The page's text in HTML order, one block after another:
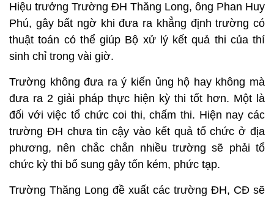
Hiệu trưởng Trường ĐH Thăng Long, ông Phan Huy
Phú, gây bất ngờ khi đưa ra khẳng định trường có
thuật toán có thể giúp Bộ xử lý kết quả thi của thí
sinh chỉ trong vài giờ.
Trường không đưa ra ý kiến ủng hộ hay không mà
đưa ra 2 giải pháp thực hiện kỳ thi tốt hơn. Một là
đối với việc tổ chức coi thi, chấm thi. Hiện nay các
trường ĐH chưa tin cậy vào kết quả tổ chức ở địa
phương, nên chắc chắn nhiều trường sẽ phải tổ
chức kỳ thi bổ sung gây tốn kém, phức tạp.
Trường Thăng Long đề xuất các trường ĐH, CĐ sẽ